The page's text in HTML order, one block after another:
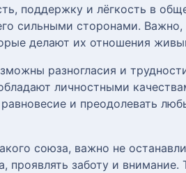
поддержку и лёгкость в
сильными сторонами.
делают их отношения
разногласия и
личностными
и преодолевать
союза, важно не
проявлять заботу и